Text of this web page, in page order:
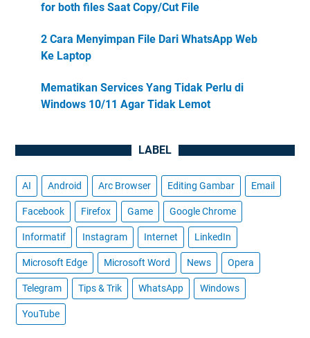
for both files Saat Copy/Cut File
2 Cara Menyimpan File Dari WhatsApp Web
Ke Laptop
Mematikan Services Yang Tidak Perlu di
Windows 10/11 Agar Tidak Lemot
LABEL
AI Android Arc Browser Editing Gambar Email
Facebook Firefox Game Google Chrome
Informatif Instagram Internet LinkedIn
Microsoft Edge Microsoft Word News Opera
Telegram Tips & Trik WhatsApp Windows
YouTube